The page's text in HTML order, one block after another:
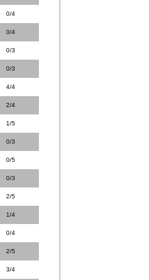
0/4
0/4
0/3
0/3
4/4
2/4
1/5
0/3
0/5
0/3
2/5
1/4
0/4
2/5
3/4